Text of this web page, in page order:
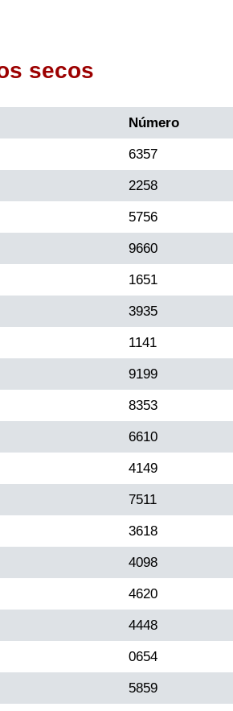
secos
Número
6357
2258
5756
9660
1651
3935
1141
9199
8353
6610
4149
7511
3618
4098
4620
4448
0654
5859